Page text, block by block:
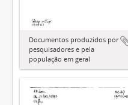
Documentos produzidos por
pesquisadores e pela
população em geral